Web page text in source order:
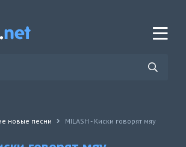
новые песни MILASH - Киски говорят мяу